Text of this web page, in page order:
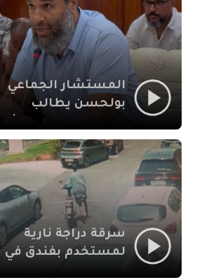
المحطة الطرقية إلى
العزوزية
المستشار الجماعي
بولحسن يطالب
أشغال شارع علال
الفاسي بمراكش
سرقة دراجة نارية
لمستخدم بفندق في